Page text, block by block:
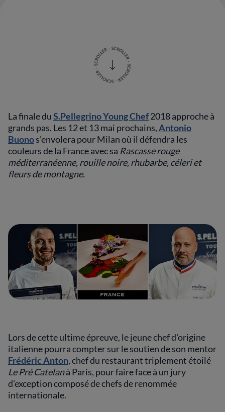
La finale duS.Pellegrino Young Chef2018 approche à
grands pas. Les 12 et 13 mai prochains,Antonio
Buonos'envolera pour Milan où il défendra les
couleurs de la France avec sa Rascasse rouge
méditerranéenne, rouille noire, rhubarbe, céleri et
fleurs de montagne.
Lors de cette ultime épreuve, le jeune chef d'origine
italienne pourra compter sur le soutien de son mentor
Frédéric Anton, chef du restaurant triplement étoilé
Le Pré Catelanà Paris, pour faire face à un jury
d'exception composé de chefs de renommée
internationale.